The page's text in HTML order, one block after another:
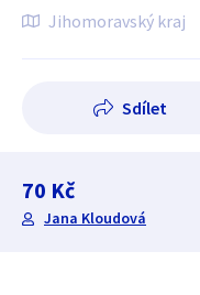
Jihomoravský kraj
Sdílet
70 Kč
Jana Kloudová